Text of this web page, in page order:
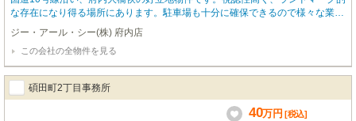
な存在になり得る場所にあります。駐車場も十分に確保できるので様々な業種
に対応できます。
ジー・アール・シー(株) 府内店
この会社の全物件を見る
碩田町2丁目事務所
40万円 [税込]